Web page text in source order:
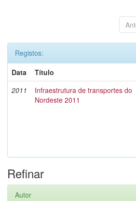
Registos:
Data
Título
2011
Infraestrutura de transportes do
Nordeste 2011
Refinar
Autor